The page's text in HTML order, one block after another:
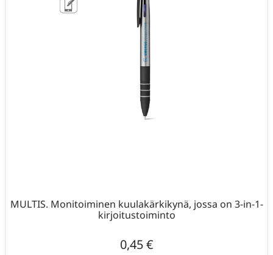
MULTIS. Monitoiminen kuulakärkikynä, jossa on 3-in-1-
kirjoitustoiminto
0,45€